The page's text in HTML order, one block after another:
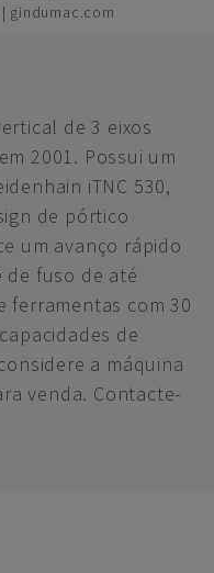
gindumac.com
de 3 eixos
2001. Possui um
iTNC 530,
de pórtico
um avanço rápido
de fuso de até
ferramentas com 30
de
a máquina
venda. Contacte-